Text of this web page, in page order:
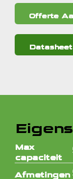
Offerte
Datasheet
Max
capaciteit
Afmetingen